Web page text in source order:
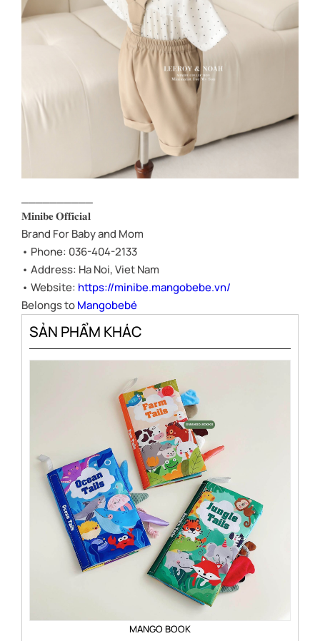
__________
𝐌𝐢𝐧𝐢𝐛𝐞 𝐎𝐟𝐟𝐢𝐜𝐢𝐚𝐥
Brand For Baby and Mom
• Phone: 036-404-2133
• Address: Ha Noi, Viet Nam
• Website: https://minibe.mangobebe.vn/
Belongs toMangobebé
SẢN PHẨM KHÁC
MANGO BOOK